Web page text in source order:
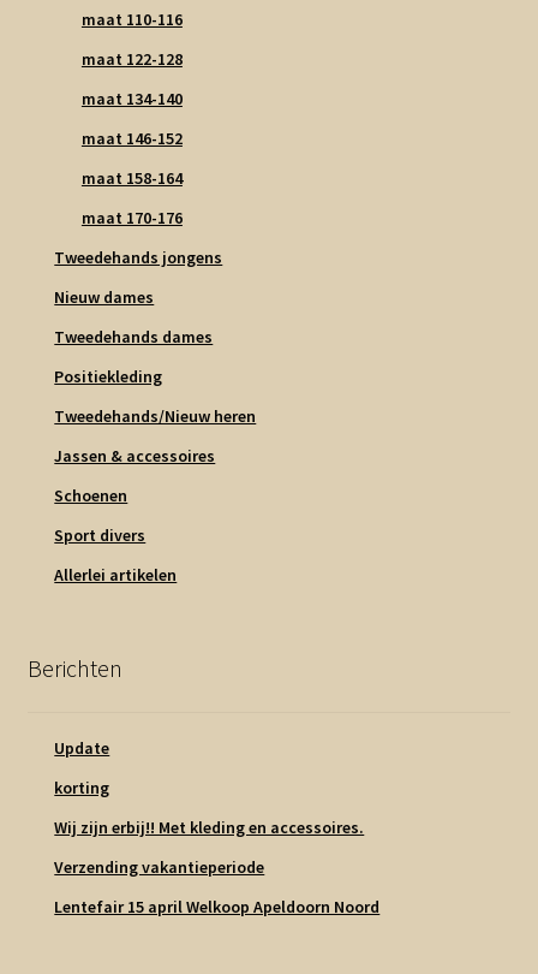
maat 110-116
maat 122-128
maat 134-140
maat 146-152
maat 158-164
maat 170-176
Tweedehands jongens
Nieuw dames
Tweedehands dames
Positiekleding
Tweedehands/Nieuw heren
Jassen & accessoires
Schoenen
Sport divers
Allerlei artikelen
Berichten
Update
korting
Wij zijn erbij!! Met kleding en accessoires.
Verzending vakantieperiode
Lentefair 15 april Welkoop Apeldoorn Noord